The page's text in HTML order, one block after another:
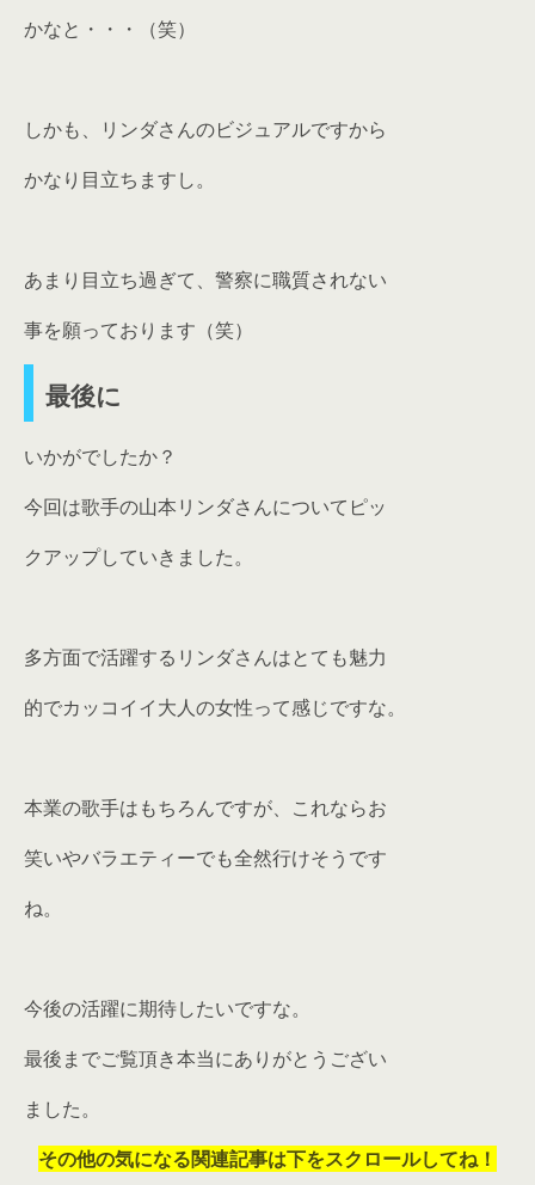
かなと・・・（笑）
しかも、リンダさんのビジュアルですから
かなり目立ちますし。
あまり目立ち過ぎて、警察に職質されない
事を願っております（笑）
最後に
いかがでしたか？
今回は歌手の山本リンダさんについてピッ
クアップしていきました。
多方面で活躍するリンダさんはとても魅力
的でカッコイイ大人の女性って感じですな。
本業の歌手はもちろんですが、これならお
笑いやバラエティーでも全然行けそうです
ね。
今後の活躍に期待したいですな。
最後までご覧頂き本当にありがとうござい
ました。
その他の気になる関連記事は下をスクロールしてね！